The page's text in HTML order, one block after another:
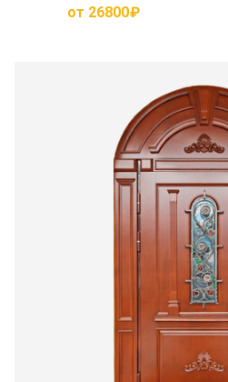
от 26800₽